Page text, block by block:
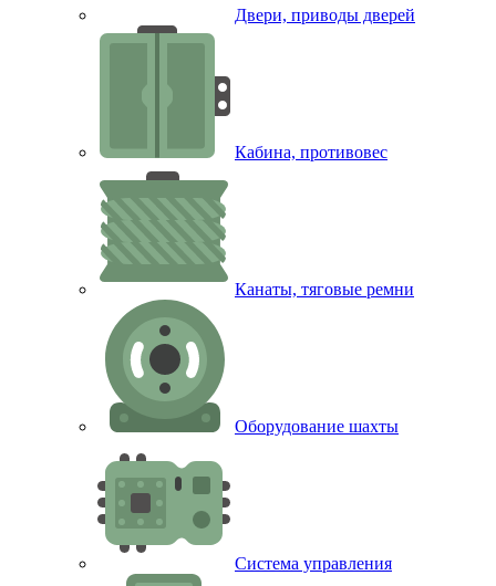
Двери, приводы дверей
Кабина, противовес
Канаты, тяговые ремни
Оборудование шахты
Система управления